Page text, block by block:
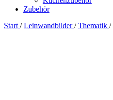
Zubehör
Start / Leinwandbilder/ Thematik /